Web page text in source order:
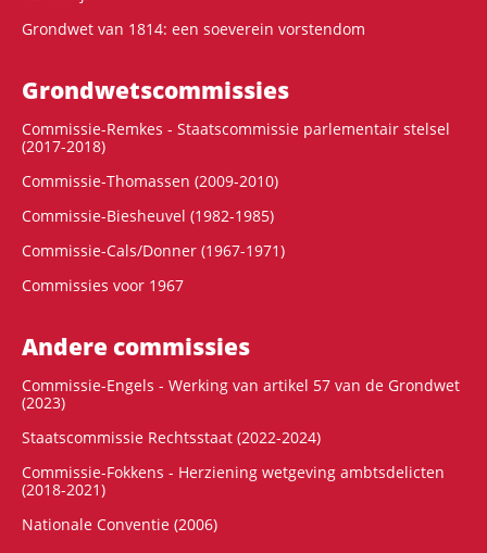
Grondwet van 1814: een soeverein vorstendom
Grondwets­commissies
Commissie-Remkes - Staatscommissie parlementair stelsel
(2017-2018)
Commissie-Thomassen (2009-2010)
Commissie-Biesheuvel (1982-1985)
Commissie-Cals/Donner (1967-1971)
Commissies voor 1967
Andere commissies
Commissie-Engels - Werking van artikel 57 van de Grondwet
(2023)
Staatscommissie Rechtsstaat (2022-2024)
Commissie-Fokkens - Herziening wetgeving ambtsdelicten
(2018-2021)
Nationale Conventie (2006)